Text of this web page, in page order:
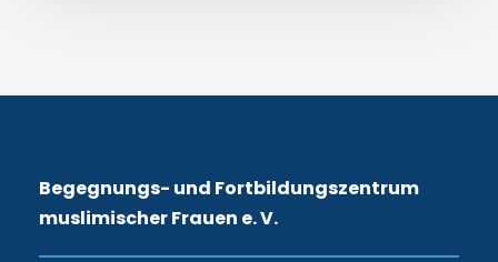
Begegnungs- und Fortbildungszentrum
muslimischer Frauen e. V.